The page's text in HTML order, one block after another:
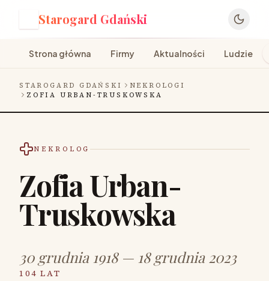
Starogard Gdański
Strona główna Firmy Aktualności Ludzie
STAROGARD GDAŃSKI
NEKROLOGI
ZOFIA URBAN-TRUSKOWSKA
NEKROLOG
Zofia Urban-
Truskowska
30 grudnia 1918 — 18 grudnia 2023
104 LAT